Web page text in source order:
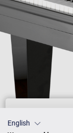
English